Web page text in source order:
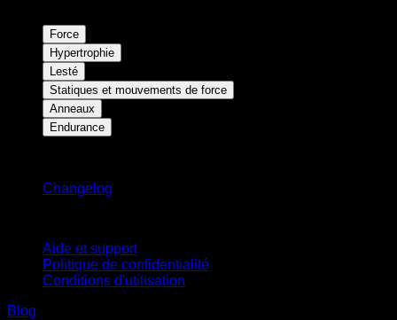
Force
Hypertrophie
Lesté
Statiques et mouvements de force
Anneaux
Endurance
Changelog
Aide et support
Politique de confidentialité
Conditions d'utilisation
Blog